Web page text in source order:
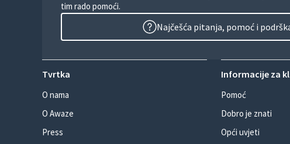
tim rado pomoći.
Najčešća pitanja, pomoć i
Tvrtka
O nama
O Awaze
Press
Informacije za
Pomoć
Dobro je znati
Opći uvjeti